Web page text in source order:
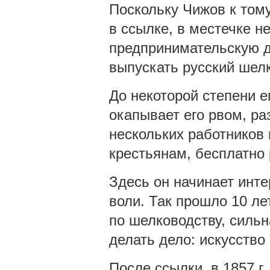
Поскольку Чижов к
в ссылке, в местечке
предпринимательскую
выпускать русский
До некоторой степени
окапывает его рвом,
нескольких
крестьянам,
Здесь он начинает
воли. Так прошло 10
по шелководству,
делать дело: